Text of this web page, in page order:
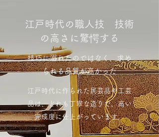
江戸時代の職人技 技術
の高さに驚愕する
技巧に溺れたのではなく、求め
られる品質が高かった
江戸時代に作られた民芸品や工芸
品は、どれも丁寧な造りで、高い
完成度に仕上がっています。